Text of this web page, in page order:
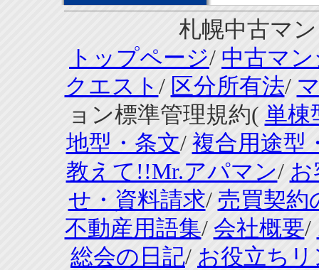
札幌中古マ
トップページ/ 中古マ
クエスト / 区分所有法/
ョン標準管理規約( 単棟
地型・条文/ 複合用途型
教えて!!Mr.アパマン/ お
せ・資料請求/ 売買契約
不動産用語集/ 会社概要/
総会の日記/ お役立ち